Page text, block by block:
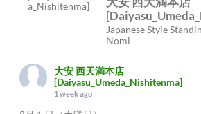
Japanese Style
Nomi
大安 西天満本店
[Daiyasu_Umeda_Nishitenma]
1 week ago